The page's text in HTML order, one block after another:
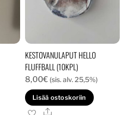
KESTOVANULAPUT HELLO
FLUFFBALL (10KPL)
8,00€ (sis. alv. 25,5%)
Lisää ostoskoriin
Ale